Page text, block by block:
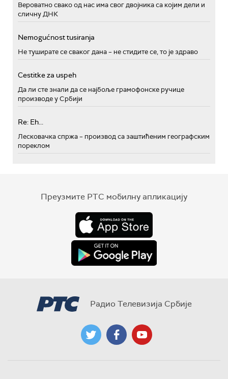
Вероватно свако од нас има свог двојника са којим дели и
сличну ДНК
Nemogućnost tusiranja
Не туширате се сваког дана – не стидите се, то је здраво
Cestitke za uspeh
Да ли сте знали да се најбоље грамофонске ручице
производе у Србији
Re: Eh...
Лесковачка спржа – производ са заштићеним географским
пореклом
Преузмите РТС мобилну апликацију
Радио Телевизија Србије